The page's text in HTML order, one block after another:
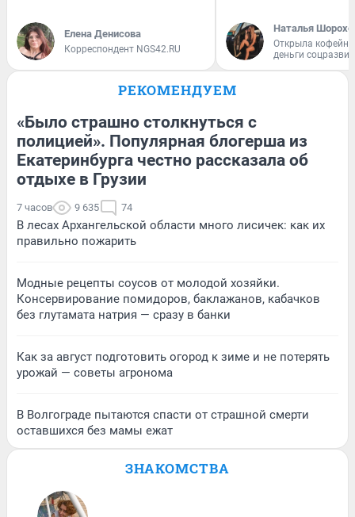
Елена Денисова
Корреспондент NGS42.RU
Наталья
Открыла
деньги
РЕКОМЕНДУЕМ
«Было страшно столкнуться с
полицией». Популярная блогерша из
Екатеринбурга честно рассказала об
отдыхе в Грузии
7 часов 9 635 74
В лесах Архангельской области много лисичек: как их
правильно пожарить
Модные рецепты соусов от молодой хозяйки.
Консервирование помидоров, баклажанов, кабачков
без глутамата натрия — сразу в банки
Как за август подготовить огород к зиме и не потерять
урожай — советы агронома
В Волгограде пытаются спасти от страшной смерти
оставшихся без мамы ежат
ЗНАКОМСТВА